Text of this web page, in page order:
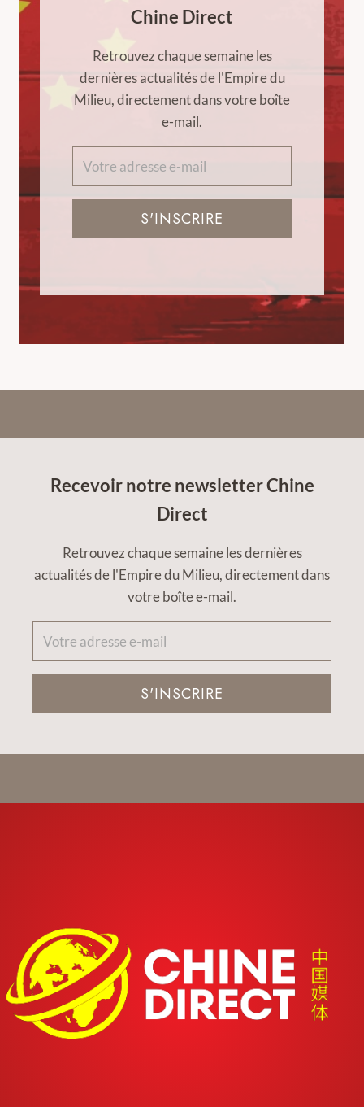
Chine Direct
Retrouvez chaque semaine les
dernières actualités de l'Empire du
Milieu, directement dans votre boîte
e-mail.
S'INSCRIRE
Recevoir notre newsletter Chine
Direct
Retrouvez chaque semaine les dernières
actualités de l'Empire du Milieu, directement dans
votre boîte e-mail.
S'INSCRIRE